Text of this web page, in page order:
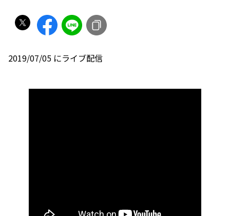
2019/07/05 にライブ配信